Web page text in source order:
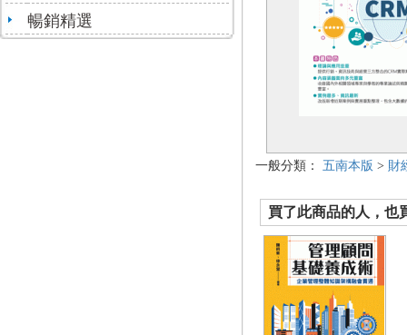
暢銷精選
一般分類： 五南本版 > 財
買了此商品的人，也